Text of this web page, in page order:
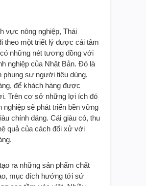
vực nông nghiệp, Thái
theo một triết lý được cái tâm
những nét tương đồng với
nghiệp của Nhật Bản. Đó là
phụng sự người tiêu dùng,
để khách hàng được
Trên cơ sở những lợi ích đó
nghiệp sẽ phát triển bền vững
chính đáng. Cái giàu có, thu
quả của cách đối xử với
ra những sản phẩm chất
mục đích hướng tới sứ